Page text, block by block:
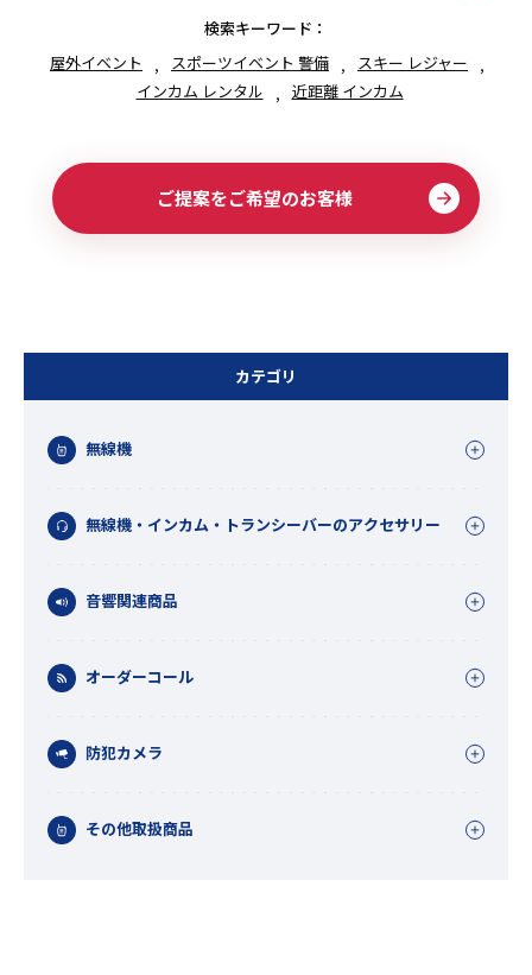
カテゴリ
無線機
無線機・インカム・トランシーバーのアクセサリー
音響関連商品
オーダーコール
防犯カメラ
その他取扱商品
検索キーワード：
屋外イベント
スポーツイベント 警備
スキー レジャー
インカム レンタル
近距離 インカム
ご提案をご希望のお客様